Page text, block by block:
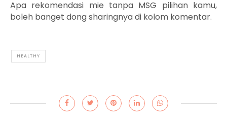
Apa rekomendasi mie tanpa MSG pilihan kamu,
boleh banget dong sharingnya di kolom komentar.
HEALTHY